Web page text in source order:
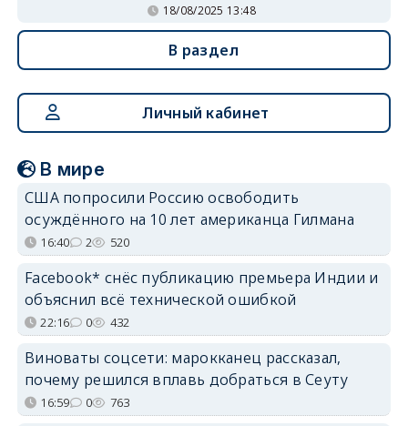
18/08/2025 13:48
В раздел
Личный кабинет
В мире
США попросили Россию освободить
осуждённого на 10 лет американца Гилмана
16:40 2 520
Facebook* снёс публикацию премьера Индии и
объяснил всё технической ошибкой
22:16 0 432
Виноваты соцсети: марокканец рассказал,
почему решился вплавь добраться в Сеуту
16:59 0 763